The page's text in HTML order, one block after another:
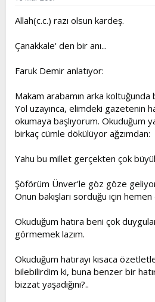
Allah(c.c.) razı olsun kardeş.
Çanakkale' den bir anı...
Faruk Demir anlatıyor:
Makam arabamın arka
Yol uzayınca, elimdeki gazetenin
okumaya başlıyorum. Okuduğum
birkaç cümle dökülüyor ağzımdan:
Yahu bu millet gerçekten çok
Şöförüm Ünver'le göz göze
Onun bakışları sorduğu için
Okuduğum hatıra beni çok
görmemek lazım.
Okuduğum hatırayı kısaca
bilebilirdim ki, buna benzer bir
bizzat yaşadığını?..